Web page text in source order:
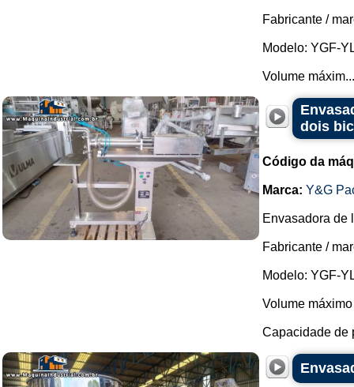
Fabricante /
Modelo: YGF-
Volume máxim...
dois
Código da
Marca: Y&G
Envasadora de
Fabricante /
Modelo: YGF-
Volume
Capacidade de